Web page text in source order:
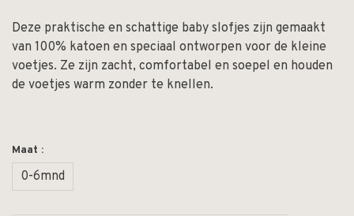
Deze praktische en schattige baby slofjes zijn gemaakt
van 100% katoen en speciaal ontworpen voor de kleine
voetjes. Ze zijn zacht, comfortabel en soepel en houden
de voetjes warm zonder te knellen.
Maat :
0-6mnd